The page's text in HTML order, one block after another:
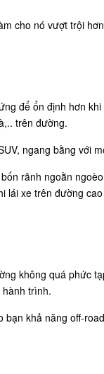
cho nó vượt trội
để ổn định hơn
trên đường.
ngang bằng với
rãnh ngoằn
lái xe trên đường
không quá phức
trình.
bạn khả năng off-